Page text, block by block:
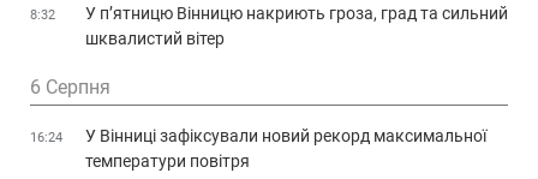
8:32
У п’ятницю Вінницю накриють гроза, град та сильний
шквалистий вітер
6 Серпня
16:24
У Вінниці зафіксували новий рекорд максимальної
температури повітря